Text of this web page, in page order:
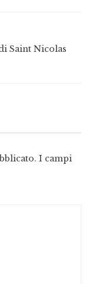
Saint Nicolas
I campi